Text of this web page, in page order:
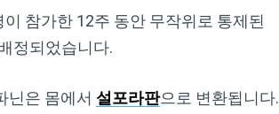
참가한 12주 동안 무작위로 통제된
정되었습니다.
닌은 몸에서 설포라판으로 변환됩니다.
개인정보와 표